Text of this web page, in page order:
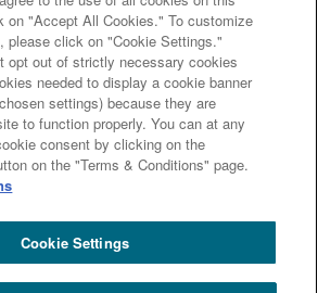
前のページへ
次のページへ
on "Accept All Cookies." To customize
please click on "Cookie Settings."
opt out of strictly necessary cookies
needed to display a cookie banner
settings) because they are
to function properly. You can at any
consent by clicking on the
on the "Terms & Conditions" page.
Cookie Settings